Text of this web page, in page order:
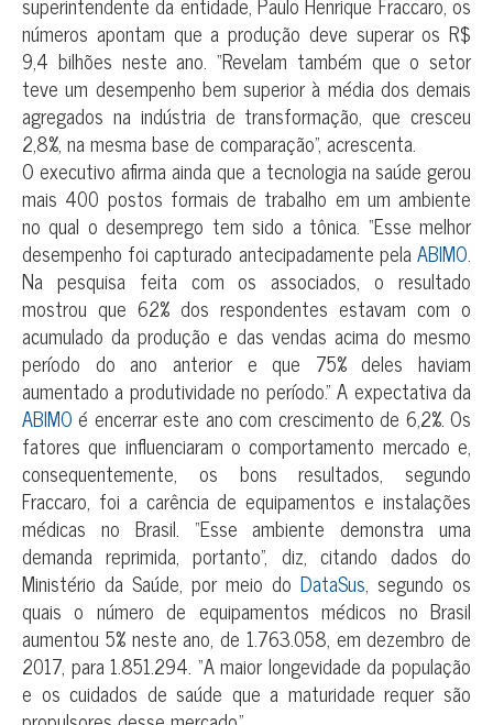
números apontam que a produção deve superar os R$
9,4 bilhões neste ano. “Revelam também que o setor
teve um desempenho bem superior à média dos demais
agregados na indústria de transformação, que cresceu
2,8%, na mesma base de comparação”, acrescenta.
O executivo afirma ainda que a tecnologia na saúde gerou
mais 400 postos formais de trabalho em um ambiente
no qual o desemprego tem sido a tônica. “Esse melhor
desempenho foi capturado antecipadamente pelaABIMO.
Na pesquisa feita com os associados, o resultado
mostrou que 62% dos respondentes estavam com o
acumulado da produção e das vendas acima do mesmo
período do ano anterior e que 75% deles haviam
aumentado a produtividade no período.” A expectativa da
ABIMO é encerrar este ano com crescimento de 6,2%. Os
fatores que influenciaram o comportamento mercado e,
consequentemente, os bons resultados, segundo
Fraccaro, foi a carência de equipamentos e instalações
médicas no Brasil. “Esse ambiente demonstra uma
demanda reprimida, portanto”, diz, citando dados do
Ministério da Saúde, por meio do DataSus, segundo os
quais o número de equipamentos médicos no Brasil
aumentou 5% neste ano, de 1.763.058, em dezembro de
2017, para 1.851.294. “A maior longevidade da população
e os cuidados de saúde que a maturidade requer são